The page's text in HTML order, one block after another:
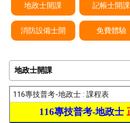
地政士開課 記帳士開課
消防設備士開 免費體驗
地政士開課